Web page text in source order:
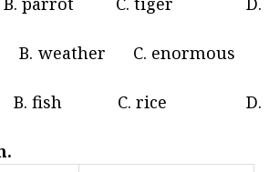
B. weather C. enormous
B. fish C. rice D.